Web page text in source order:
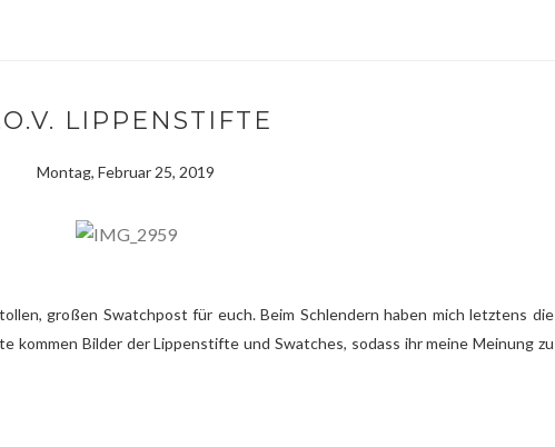
LIPPENSTIFTE
Montag, Februar 25, 2019
großen Swatchpost für euch. Beim Schlendern haben mich letztens die
kommen Bilder der Lippenstifte und Swatches, sodass ihr meine Meinung zu